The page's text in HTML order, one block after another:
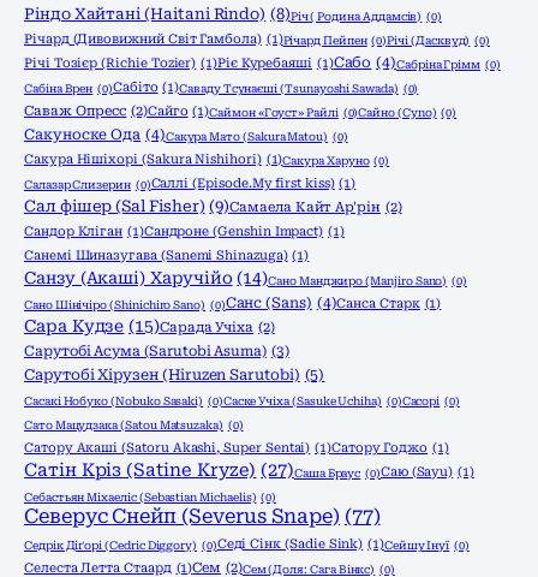
Ріндо Хайтані (Haitani Rindo) (8)Річ ( Родина Аддамсів) (0)
Річард (Дивовижний Світ Гамбола) (1)Річард Пейпен (0)Річі (Дасквуд) (0)
Річі Тозієр (Richie Tozier) (1)Ріє Куребаяші (1)Сабо (4)Сабріна Грімм (0)
Сабіна Врен (0)Сабіто (1)Саваду Тсунаєші (Tsunayoshi Sawada) (0)
Саваж Опресс (2)Сайго (1)Саймон «Гоуст» Райлі (0)Сайно (Cyno) (0)
Сакуноске Ода (4)Сакура Мато (Sakura Matou) (0)
Сакура Нішіхорі (Sakura Nishihori) (1)Сакура Харуно (0)
Салазар Слизерин (0)Саллі (Episode.My first kiss) (1)
Сал фішер (Sal Fisher) (9)Самаела Кайт Ар'рін (2)
Сандор Кліган (1)Сандроне (Genshin Impact) (1)
Санемі Шиназугава (Sanemi Shinazuga) (1)
Санзу (Акаші) Харучійо (14)Сано Манджиро (Manjiro Sano) (0)
Сано Шінічіро (Shinichiro Sano) (0)Санс (Sans) (4)Санса Старк (1)
Сара Кудзе (15)Сарада Учіха (2)
Сарутобі Асума (Sarutobi Asuma) (3)
Сарутобі Хірузен (Hiruzen Sarutobi) (5)
Сасакі Нобуко (Nobuko Sasaki) (0)Саске Учіха (Sasuke Uchiha) (0)Сасорі (0)
Сато Мацудзака (Satou Matsuzaka) (0)
Сатору Акаші (Satoru Akashi, Super Sentai) (1)Сатору Годжо (1)
Сатін Кріз (Satine Kryze) (27)Саша Браус (0)Саю (Sayu) (1)
Себастьян Міхаеліс (Sebastian Michaelis) (0)
Северус Снейп (Severus Snape) (77)
Седрік Діґорі (Cedric Diggory) (0)Седі Сінк (Sadie Sink) (1)Сейшу Інуї (0)
Селеста Летта Стаард (1)Сем (2)Сем (Доля: Сага Вінкс) (0)